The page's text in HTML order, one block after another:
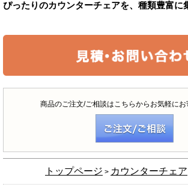
ぴったりのカウンターチェアを、種類豊富に
商品のご注文/ご相談はこちらからお気軽にお
トップページ > カウンターチェア